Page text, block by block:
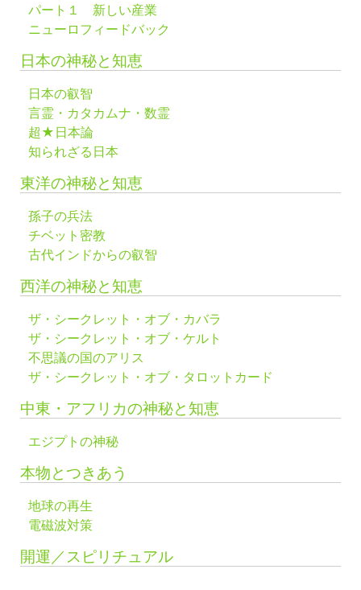
パート１ 新しい産業
ニューロフィードバック
日本の神秘と知恵
日本の叡智
言霊・カタカムナ・数霊
超★日本論
知られざる日本
東洋の神秘と知恵
孫子の兵法
チベット密教
古代インドからの叡智
西洋の神秘と知恵
ザ・シークレット・オブ・カバラ
ザ・シークレット・オブ・ケルト
不思議の国のアリス
ザ・シークレット・オブ・タロットカード
中東・アフリカの神秘と知恵
エジプトの神秘
本物とつきあう
地球の再生
電磁波対策
開運／スピリチュアル